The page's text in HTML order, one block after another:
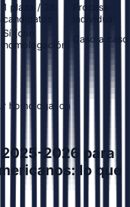
1 plaza / 28
candidatos
Proceso
individual
Sí (con
homologación)
Caso a caso
homologation
2026 para
lo que